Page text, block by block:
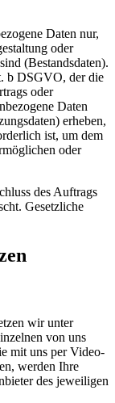
Daten nur,
oder
(Bestandsdaten).
b DSGVO, der die
oder
Daten
erheben,
ist, um dem
oder
des Auftrags
Gesetzliche
wir unter
von uns
mit uns per Video-
werden Ihre
des jeweiligen